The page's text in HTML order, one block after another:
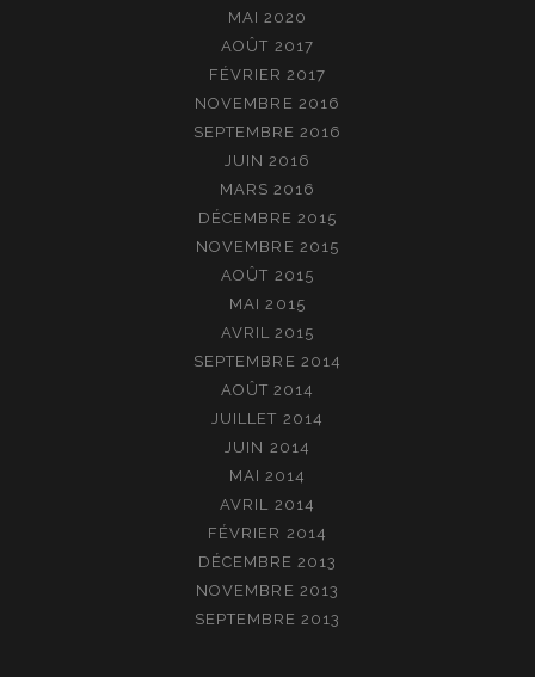
MAI 2020
AOÛT 2017
FÉVRIER 2017
NOVEMBRE 2016
SEPTEMBRE 2016
JUIN 2016
MARS 2016
DÉCEMBRE 2015
NOVEMBRE 2015
AOÛT 2015
MAI 2015
AVRIL 2015
SEPTEMBRE 2014
AOÛT 2014
JUILLET 2014
JUIN 2014
MAI 2014
AVRIL 2014
FÉVRIER 2014
DÉCEMBRE 2013
NOVEMBRE 2013
SEPTEMBRE 2013